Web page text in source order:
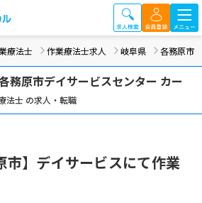
療法士 作業療法士求人 岐阜県 各務原市
務原市デイサービスセンター カー
法士 の求人・転職
市】デイサービスにて作業